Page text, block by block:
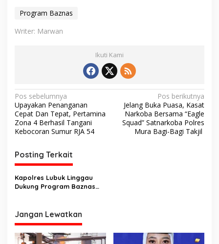
Program Baznas
Writer: Marwan
Ikuti Kami
N
a
v
i
g
a
s
i
p
o
s
Pos sebelumnya
Upayakan Penanganan
Cepat Dan Tepat, Pertamina
Zona 4 Berhasil Tangani
Kebocoran Sumur RJA 54
Pos berikutnya
Jelang Buka Puasa, Kasat
Narkoba Bersama “Eagle
Squad” Satnarkoba Polres
Mura Bagi-Bagi Takjil
Posting Terkait
Kapolres Lubuk Linggau
Dukung Program Baznas
Jangan Lewatkan